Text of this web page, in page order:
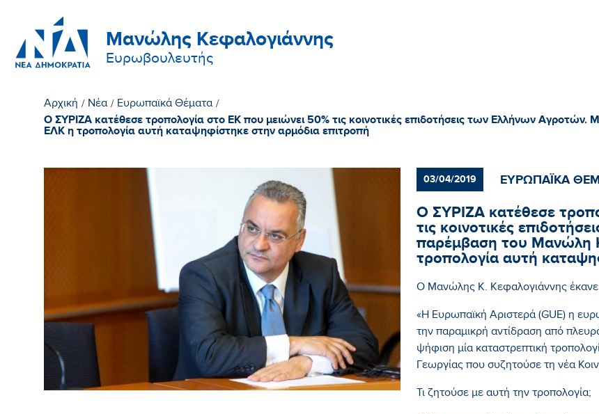
Μανώλης Κεφαλογιάννης
Ευρωβουλευτής
Αρχική / Νέα / Ευρωπαϊκά Θέματα /
Ο ΣΥΡΙΖΑ κατέθεσε τροπολογία στο ΕΚ που μειώνει 50% τις κοινοτικές επιδοτήσεις των Ελλήνων
ΕΛΚ η τροπολογία αυτή καταψηφίστηκε στην αρμόδια επιτροπή
03/04/2019 ΕΥΡΩΠΑΪΚΑ
Ο ΣΥΡΙΖΑ κατέθεσε
τις κοινοτικές
παρέμβαση του Μανώλη
τροπολογία αυτή
Ο Μανώλης Κ. Κεφαλογιάννης
«Η Ευρωπαϊκή Αριστερά (GUE) η
την παραμικρή αντίδραση από
ψήφιση μία καταστρεπτική
Γεωργίας που συζητούσε τη νέα
Τι ζητούσε με αυτή την τροπολογία;